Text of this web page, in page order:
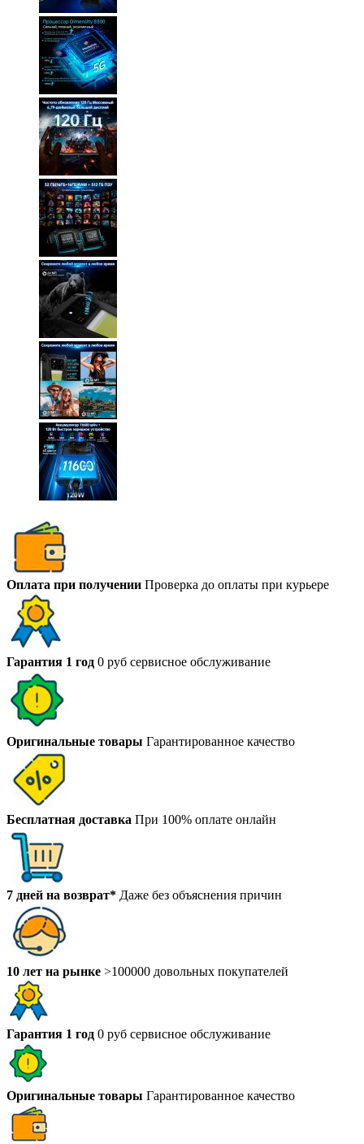
Оплата при получении Проверка до оплаты при курьере
Гарантия 1 год 0 руб сервисное обслуживание
Оригинальные товары Гарантированное качество
Бесплатная доставка При 100% оплате онлайн
7 дней на возврат* Даже без объяснения причин
10 лет на рынке >100000 довольных покупателей
Гарантия 1 год 0 руб сервисное обслуживание
Оригинальные товары Гарантированное качество